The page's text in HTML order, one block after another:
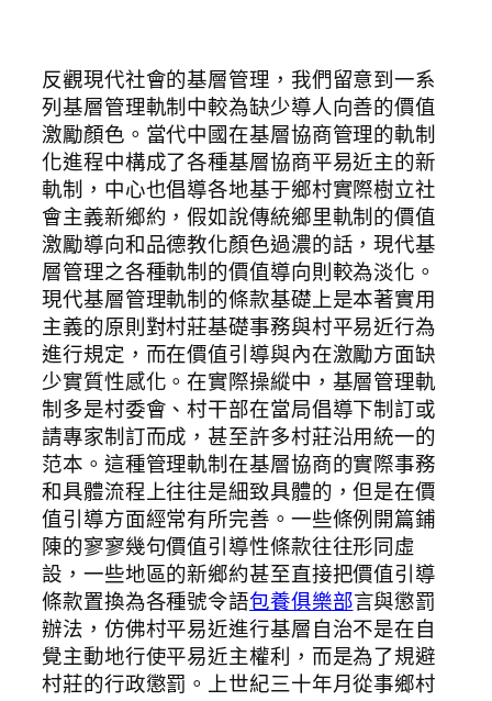
反觀現代社會的基層管理，我們留意到一系
列基層管理軌制中較為缺少導人向善的價值
激勵顏色。當代中國在基層協商管理的軌制
化進程中構成了各種基層協商平易近主的新
軌制，中心也倡導各地基于鄉村實際樹立社
會主義新鄉約，假如說傳統鄉里軌制的價值
激勵導向和品德教化顏色過濃的話，現代基
層管理之各種軌制的價值導向則較為淡化。
現代基層管理軌制的條款基礎上是本著實用
主義的原則對村莊基礎事務與村平易近行為
進行規定，而在價值引導與內在激勵方面缺
少實質性感化。在實際操縱中，基層管理軌
制多是村委會、村干部在當局倡導下制訂或
請專家制訂而成，甚至許多村莊沿用統一的
范本。這種管理軌制在基層協商的實際事務
和具體流程上往往是細致具體的，但是在價
值引導方面經常有所完善。一些條例開篇鋪
陳的寥寥幾句價值引導性條款往往形同虛
設，一些地區的新鄉約甚至直接把價值引導
條款置換為各種號令語包養俱樂部言與懲罰
辦法，仿佛村平易近進行基層自治不是在自
覺主動地行使平易近主權利，而是為了規避
村莊的行政懲罰。上世紀三十年月從事鄉村